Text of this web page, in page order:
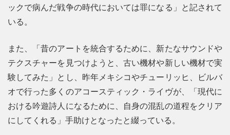
ックで病んだ戦争の時代においては罪になる」と記されて
いる。
また、「昔のアートを統合するために、新たなサウンドや
テクスチャーを見つけようと、古い機材や新しい機材で実
験してみた」とし、昨年メキシコやチューリッヒ、ビルバ
オで行った多くのアコースティック・ライヴが、「現代に
おける吟遊詩人になるために、自身の混乱の道程をクリア
にしてくれる」手助けとなったと綴っている。